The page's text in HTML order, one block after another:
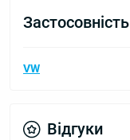
Застосовність
VW
Відгуки